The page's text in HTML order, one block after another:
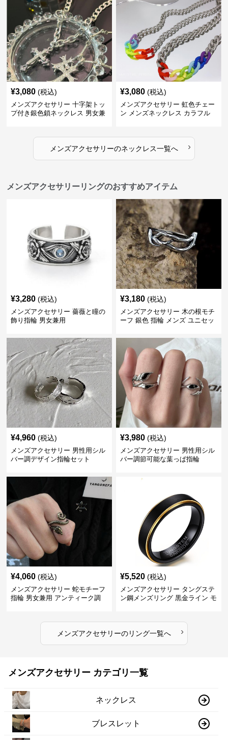
¥3,080 (税込)
メンズアクセサリー 十字架トッ
プ付き銀色鎖ネックレス 男女兼
¥3,080 (税込)
メンズアクセサリー 虹色チェー
ン メンズネックレス カラフル
メンズアクセサリーのネックレス一覧へ ›
メンズアクセサリーリングのおすすめアイテム
¥3,280 (税込)
メンズアクセサリー 薔薇と瞳の
飾り指輪 男女兼用
¥3,180 (税込)
メンズアクセサリー 木の根モチ
ーフ 銀色 指輪 メンズ ユニセッ
¥4,960 (税込)
メンズアクセサリー 男性用シル
バー調デザイン指輪セット
¥3,980 (税込)
メンズアクセサリー 男性用シル
バー調節可能な葉っぱ指輪
¥4,060 (税込)
メンズアクセサリー 蛇モチーフ
指輪 男女兼用 アンティーク調
¥5,520 (税込)
メンズアクセサリー タングステ
ン鋼メンズリング 黒金ライン モ
メンズアクセサリーのリング一覧へ ›
メンズアクセサリー カテゴリ一覧
ネックレス
ブレスレット